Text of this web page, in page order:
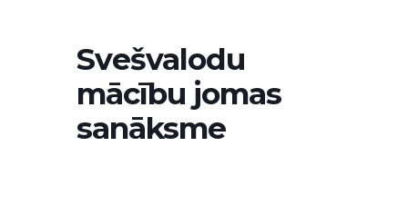
Svešvalodu
mācību jomas
sanāksme